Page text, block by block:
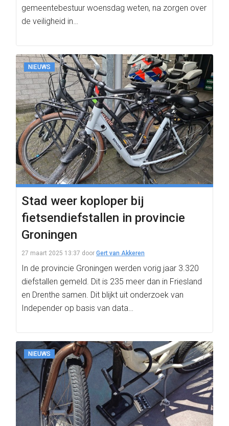
gemeentebestuur woensdag weten, na zorgen over
de veiligheid in…
NIEUWS
Stad weer koploper bij
fietsendiefstallen in provincie
Groningen
27 maart 2025 13:37 door Gert van Akkeren
In de provincie Groningen werden vorig jaar 3.320
diefstallen gemeld. Dit is 235 meer dan in Friesland
en Drenthe samen. Dit blijkt uit onderzoek van
Independer op basis van data…
NIEUWS